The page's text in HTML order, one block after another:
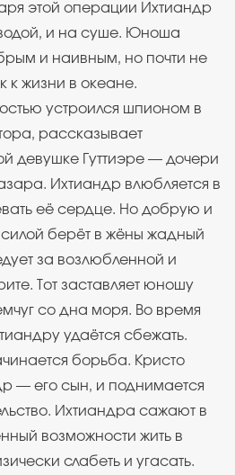
этой операции Ихтиандр
и на суше. Юноша
и наивным, но почти не
к жизни в океане.
устроился шпионом в
рассказывает
девушке Гуттиэре — дочери
Ихтиандр влюбляется в
её сердце. Но добрую и
силой берёт в жёны жадный
за возлюбленной и
Тот заставляет юношу
со дна моря. Во время
удаётся сбежать.
борьба. Кристо
— его сын, и поднимается
Ихтиандра сажают в
возможности жить в
слабеть и угасать.